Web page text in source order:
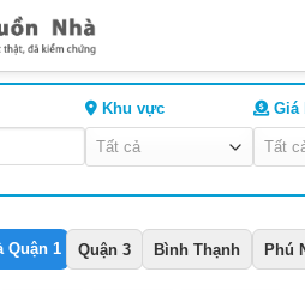
Khu vực Giá
Quận 1 Quận 3 Bình Thạnh Phú